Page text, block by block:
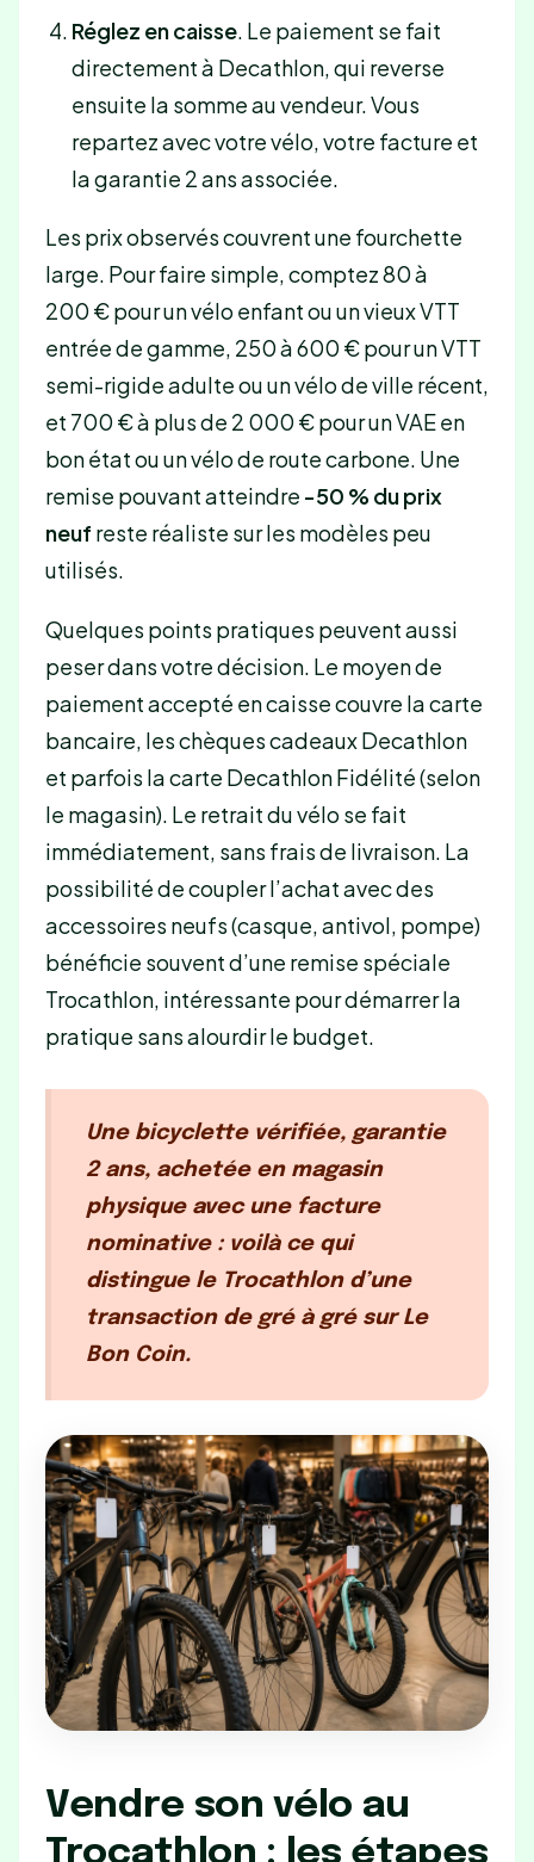
Réglez en caisse. Le paiement se fait
directement à Decathlon, qui reverse
ensuite la somme au vendeur. Vous
repartez avec votre vélo, votre facture et
la garantie 2 ans associée.
Les prix observés couvrent une fourchette
large. Pour faire simple, comptez 80 à
200 € pour un vélo enfant ou un vieux VTT
entrée de gamme, 250 à 600 € pour un VTT
semi-rigide adulte ou un vélo de ville récent,
et 700 € à plus de 2 000 € pour un VAE en
bon état ou un vélo de route carbone. Une
remise pouvant atteindre -50 % du prix
neuf reste réaliste sur les modèles peu
utilisés.
Quelques points pratiques peuvent aussi
peser dans votre décision. Le moyen de
paiement accepté en caisse couvre la carte
bancaire, les chèques cadeaux Decathlon
et parfois la carte Decathlon Fidélité (selon
le magasin). Le retrait du vélo se fait
immédiatement, sans frais de livraison. La
possibilité de coupler l’achat avec des
accessoires neufs (casque, antivol, pompe)
bénéficie souvent d’une remise spéciale
Trocathlon, intéressante pour démarrer la
pratique sans alourdir le budget.
Une bicyclette vérifiée, garantie
2 ans, achetée en magasin
physique avec une facture
nominative : voilà ce qui
distingue le Trocathlon d’une
transaction de gré à gré sur Le
Bon Coin.
Vendre son vélo au
Trocathlon : les étapes